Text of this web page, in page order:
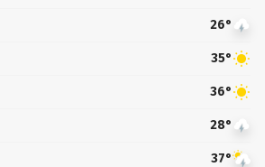
26°
35°
36°
28°
37°